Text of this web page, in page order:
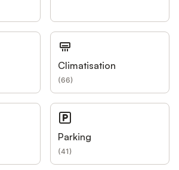
Climatisation
(66)
Parking
(41)